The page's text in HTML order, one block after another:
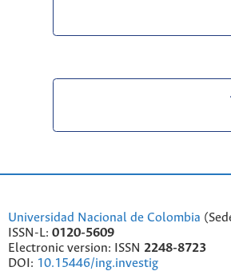
Universidad Nacional de Colombia
ISSN-L: 0120-5609
Electronic version: ISSN 2248-8723
DOI: 10.15446/ing.investig